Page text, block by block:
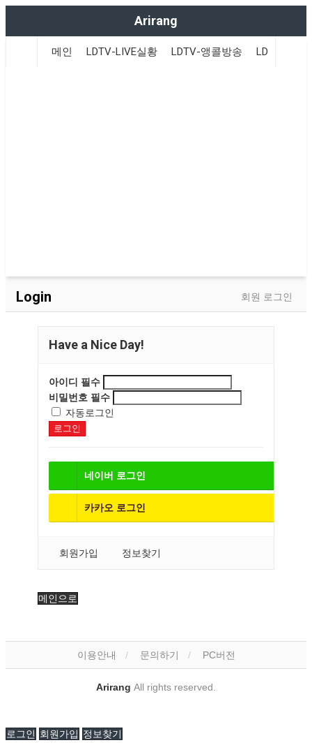
Arirang
메인 LDTV-LIVE실황 LDTV-앵콜방송 LDTV-
Login 회원 로그인
Have a Nice Day!
아이디 필수
비밀번호 필수
자동로그인
로그인
네이버 로그인
카카오 로그인
회원가입 정보찾기
메인으로
이용안내 문의하기 PC버전
Arirang All rights reserved.
로그인 회원가입 정보찾기